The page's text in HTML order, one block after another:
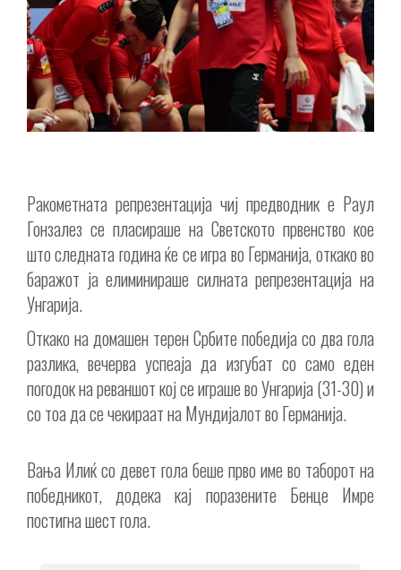
Ракометната репрезентација чиј предводник е Раул
Гонзалез се пласираше на Светското првенство кое
што следната година ќе се игра во Германија, откако во
баражот ја елиминираше силната репрезентација на
Унгарија.
Откако на домашен терен Србите победија со два гола
разлика, вечерва успеаја да изгубат со само еден
погодок на реваншот кој се играше во Унгарија (31-30) и
со тоа да се чекираат на Мундијалот во Германија.
Вања Илиќ со девет гола беше прво име во таборот на
победникот, додека кај поразените Бенце Имре
постигна шест гола.